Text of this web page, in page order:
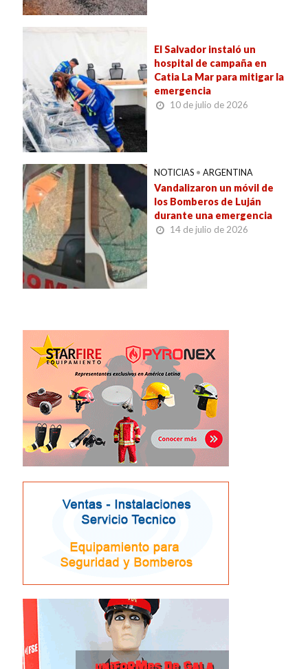
El Salvador instaló un
hospital de campaña en
Catia La Mar para mitigar la
emergencia
10 de julio de 2026
NOTICIAS • ARGENTINA
Vandalizaron un móvil de
los Bomberos de Luján
durante una emergencia
14 de julio de 2026